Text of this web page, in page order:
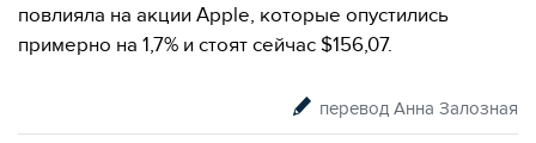
повлияла на акции Apple, которые опустились
примерно на 1,7% и стоят сейчас $156,07.
перевод Анна Залозная